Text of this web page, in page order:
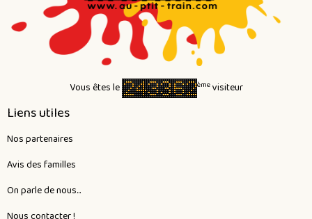
Vous êtes le èmevisiteur
Liens utiles
Nos partenaires
Avis des familles
On parle de nous...